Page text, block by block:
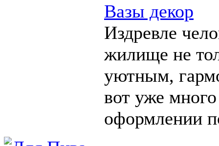
Вазы декор
Издревле
жилище не
уютным,
вот уже
оформлении